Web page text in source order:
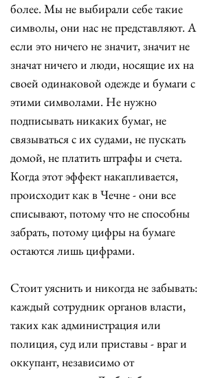
более. Мы не выбирали себе такие
символы, они нас не представляют. А
если это ничего не значит, значит не
значат ничего и люди, носящие их на
своей одинаковой одежде и бумаги с
этими символами. Не нужно
подписывать никаких бумаг, не
связываться с их судами, не пускать
домой, не платить штрафы и счета.
Когда этот эффект накапливается,
происходит как в Чечне - они все
списывают, потому что не способны
забрать, потому цифры на бумаге
остаются лишь цифрами.
Стоит уяснить и никогда не забывать:
каждый сотрудник органов власти,
таких как администрация или
полиция, суд или приставы - враг и
оккупант, независимо от